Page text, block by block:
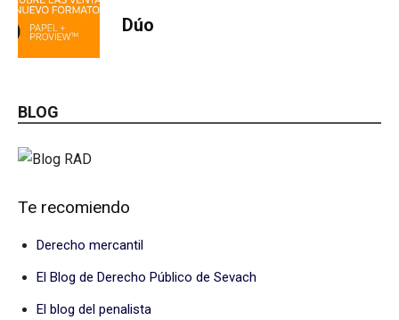
Dúo
BLOG
Te recomiendo
Derecho mercantil
El Blog de Derecho Público de Sevach
El blog del penalista